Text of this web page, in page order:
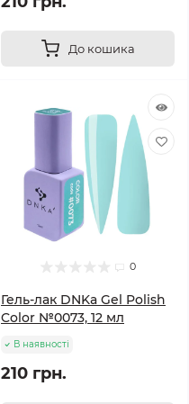
До кошика
0
Гель-лак DNKa Gel Polish
Color №0073, 12 мл
В наявності
210 грн.